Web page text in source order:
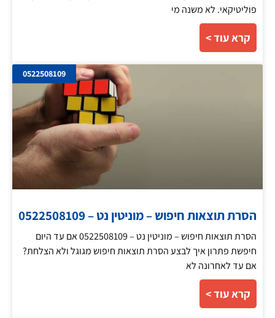
פוליטיקאי. לא משנה מי
קרא עוד >
0522508109
הסרת תוצאות חיפוש – מוניטין נט – 0522508109
הסרת תוצאות חיפוש – מוניטין נט – 0522508109 אם עד היום
חיפשת פתרון איך לבצע הסרת תוצאות חיפוש מגוגל ולא הצלחת?
אם עד לאחרונה לא
קרא עוד >